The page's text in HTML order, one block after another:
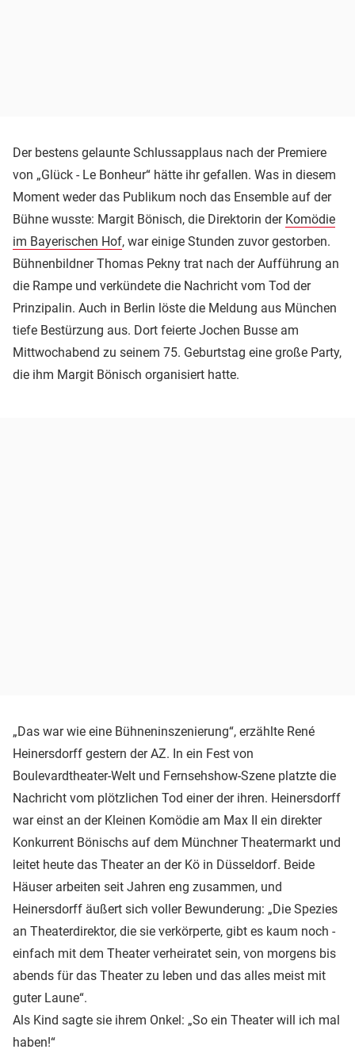
Der bestens gelaunte Schlussapplaus nach der Premiere
von „Glück - Le Bonheur“ hätte ihr gefallen. Was in diesem
Moment weder das Publikum noch das Ensemble auf der
Bühne wusste: Margit Bönisch, die Direktorin der Komödie
im Bayerischen Hof, war einige Stunden zuvor gestorben.
Bühnenbildner Thomas Pekny trat nach der Aufführung an
die Rampe und verkündete die Nachricht vom Tod der
Prinzipalin. Auch in Berlin löste die Meldung aus München
tiefe Bestürzung aus. Dort feierte Jochen Busse am
Mittwochabend zu seinem 75. Geburtstag eine große Party,
die ihm Margit Bönisch organisiert hatte.
„Das war wie eine Bühneninszenierung“, erzählte René
Heinersdorff gestern der AZ. In ein Fest von
Boulevardtheater-Welt und Fernsehshow-Szene platzte die
Nachricht vom plötzlichen Tod einer der ihren. Heinersdorff
war einst an der Kleinen Komödie am Max II ein direkter
Konkurrent Bönischs auf dem Münchner Theatermarkt und
leitet heute das Theater an der Kö in Düsseldorf. Beide
Häuser arbeiten seit Jahren eng zusammen, und
Heinersdorff äußert sich voller Bewunderung: „Die Spezies
an Theaterdirektor, die sie verkörperte, gibt es kaum noch -
einfach mit dem Theater verheiratet sein, von morgens bis
abends für das Theater zu leben und das alles meist mit
guter Laune“.
Als Kind sagte sie ihrem Onkel: „So ein Theater will ich mal
haben!“